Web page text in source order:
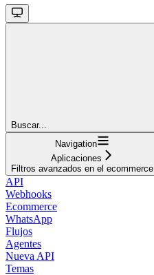
Buscar...
Navigation
Aplicaciones
Filtros avanzados en el ecommerce
API
Webhooks
Ecommerce
WhatsApp
Flujos
Agentes
Nueva API
Temas